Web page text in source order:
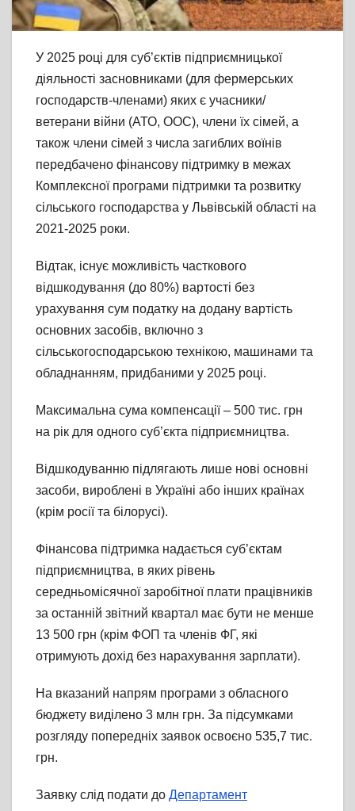
У 2025 році для суб’єктів підприємницької
діяльності засновниками (для фермерських
господарств-членами) яких є учасники/
ветерани війни (АТО, ООС), члени їх сімей, а
також члени сімей з числа загиблих воїнів
передбачено фінансову підтримку в межах
Комплексної програми підтримки та розвитку
сільського господарства у Львівській області на
2021-2025 роки.
Відтак, існує можливість часткового
відшкодування (до 80%) вартості без
урахування сум податку на додану вартість
основних засобів, включно з
сільськогосподарською технікою, машинами та
обладнанням, придбаними у 2025 році.
Максимальна сума компенсації – 500 тис. грн
на рік для одного суб’єкта підприємництва.
Відшкодуванню підлягають лише нові основні
засоби, вироблені в Україні або інших країнах
(крім росії та білорусі).
Фінансова підтримка надається суб’єктам
підприємництва, в яких рівень
середньомісячної заробітної плати працівників
за останній звітний квартал має бути не менше
13 500 грн (крім ФОП та членів ФГ, які
отримують дохід без нарахування зарплати).
На вказаний напрям програми з обласного
бюджету виділено 3 млн грн. За підсумками
розгляду попередніх заявок освоєно 535,7 тис.
грн.
Заявку слід подати до Департамент